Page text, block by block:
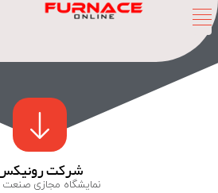
شرکت
نمایشگاه مجازی صنعت